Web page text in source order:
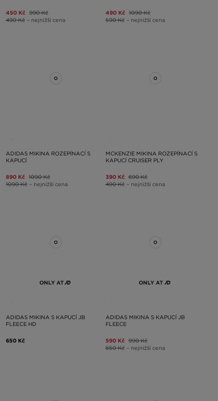
450 Kč 990 Kč
490 Kč – nejnižší cena
490 Kč 1090 Kč
590 Kč – nejnižší cena
ADIDAS MIKINA ROZEPÍNACÍ S
KAPUCÍ
890 Kč 1090 Kč
1090 Kč – nejnižší cena
MCKENZIE MIKINA ROZEPÍNACÍ S
KAPUCÍ CRUISER PLY
390 Kč 690 Kč
490 Kč – nejnižší cena
ONLY AT
ADIDAS MIKINA S KAPUCÍ JB
FLEECE HD
650 Kč
ONLY AT
ADIDAS MIKINA S KAPUCÍ JB
FLEECE
590 Kč 990 Kč
650 Kč – nejnižší cena